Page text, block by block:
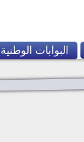
البوابات الوطنية